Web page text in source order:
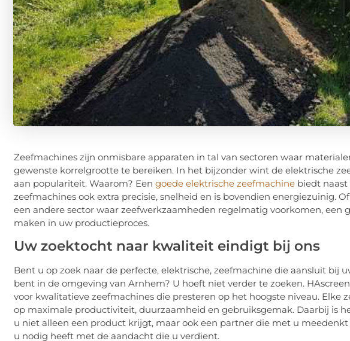
Zeefmachines zijn onmisbare apparaten in tal van sectoren waar
gewenste korrelgrootte te bereiken. In het bijzonder wint de elektrische
aan populariteit. Waarom? Een goede elektrische zeefmachine biedt naast
zeefmachines ook extra precisie, snelheid en is bovendien energiezuinig.
een andere sector waar zeefwerkzaamheden regelmatig voorkomen, een
maken in uw productieproces.
Uw zoektocht naar kwaliteit eindigt bij ons
Bent u op zoek naar de perfecte, elektrische, zeefmachine die aansluit bij
bent in de omgeving van Arnhem? U hoeft niet verder te zoeken.
voor kwalitatieve zeefmachines die presteren op het hoogste niveau. Elke
op maximale productiviteit, duurzaamheid en gebruiksgemak. Daarbij is
u niet alleen een product krijgt, maar ook een partner die met u
u nodig heeft met de aandacht die u verdient.